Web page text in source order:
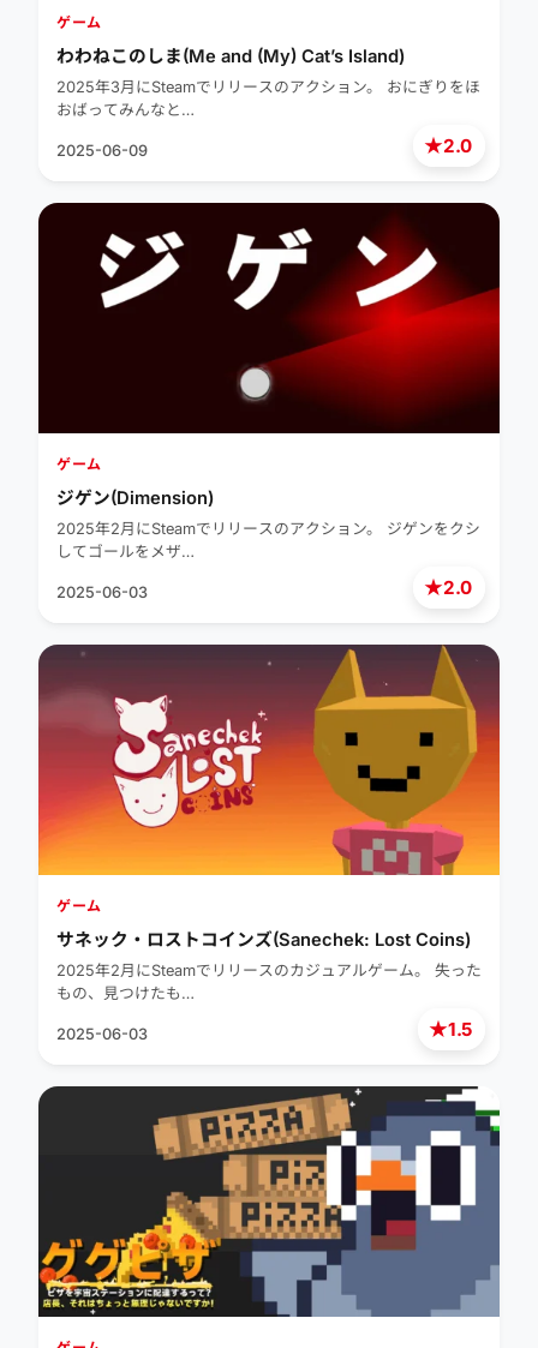
★2.0
ゲーム
わわねこのしま(Me and (My) Cat’s Island)
2025年3月にSteamでリリースのアクション。 おにぎりをほ
おばってみんなと…
2025-06-09
★2.0
ゲーム
ジゲン(Dimension)
2025年2月にSteamでリリースのアクション。 ジゲンをクシ
してゴールをメザ…
2025-06-03
★1.5
ゲーム
サネック・ロストコインズ(Sanechek: Lost Coins)
2025年2月にSteamでリリースのカジュアルゲーム。 失った
もの、見つけたも…
2025-06-03